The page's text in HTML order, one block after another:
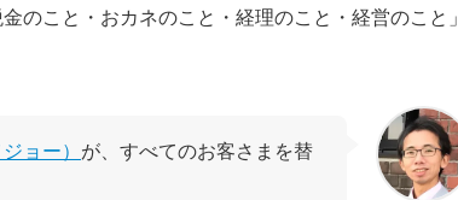
のこと・おカネのこと・経理のこと・経営のこと」
ョー） が、すべてのお客さまを替